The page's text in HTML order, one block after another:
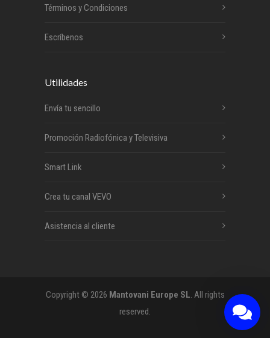
Términos y Condiciones
Escríbenos
Utilidades
Envía tu sencillo
Promoción Radiofónica y Televisiva
Smart Link
Crea tu canal VEVO
Asistencia al cliente
Copyright © 2026 Mantovani Europe SL. All rights
reserved.